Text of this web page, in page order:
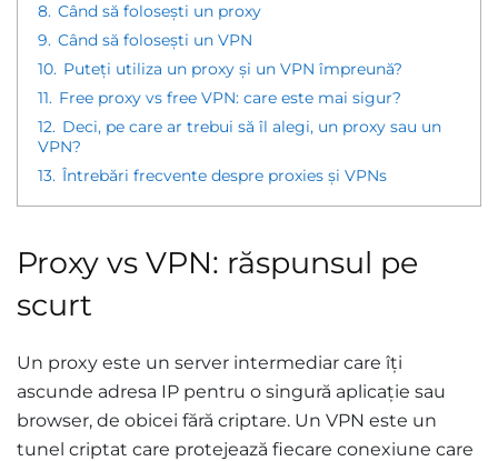
8. Când să folosești un proxy
9. Când să folosești un VPN
10. Puteți utiliza un proxy și un VPN împreună?
11. Free proxy vs free VPN: care este mai sigur?
12. Deci, pe care ar trebui să îl alegi, un proxy sau un
VPN?
13. Întrebări frecvente despre proxies și VPNs
Proxy vs VPN: răspunsul pe
scurt
Un proxy este un server intermediar care îți
ascunde adresa IP pentru o singură aplicație sau
browser, de obicei fără criptare. Un VPN este un
tunel criptat care protejează fiecare conexiune care